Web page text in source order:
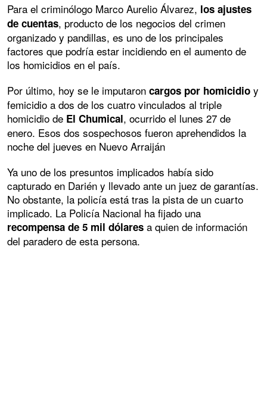
Para el criminólogo Marco Aurelio Álvarez, los ajustes
de cuentas, producto de los negocios del crimen
organizado y pandillas, es uno de los principales
factores que podría estar incidiendo en el aumento de
los homicidios en el país.
Por último, hoy se le imputaron cargos por homicidio y
femicidio a dos de los cuatro vinculados al triple
homicidio de El Chumical, ocurrido el lunes 27 de
enero. Esos dos sospechosos fueron aprehendidos la
noche del jueves en Nuevo Arraiján
Ya uno de los presuntos implicados había sido
capturado en Darién y llevado ante un juez de garantías.
No obstante, la policía está tras la pista de un cuarto
implicado. La Policía Nacional ha fijado una
recompensa de 5 mil dólares a quien de información
del paradero de esta persona.